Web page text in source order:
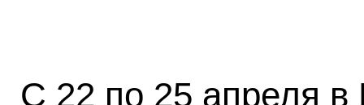
С 22 по 25 апреля в